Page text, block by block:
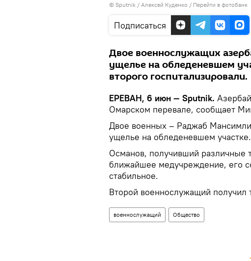
© Sputnik / Алексей Куденко / Перейти в фотобанк
Подписаться
Двое военнослужащих
ущелье на обледеневшем
второго госпитализировали.
ЕРЕВАН, 6 июн — Sputnik.
Омарском перевале, сообщает
Двое военных – Раджаб
ущелье на обледеневшем участке.
Османов, получивший различные
ближайшее медучреждение, его
стабильное.
Второй военнослужащий
военнослужащий Общество